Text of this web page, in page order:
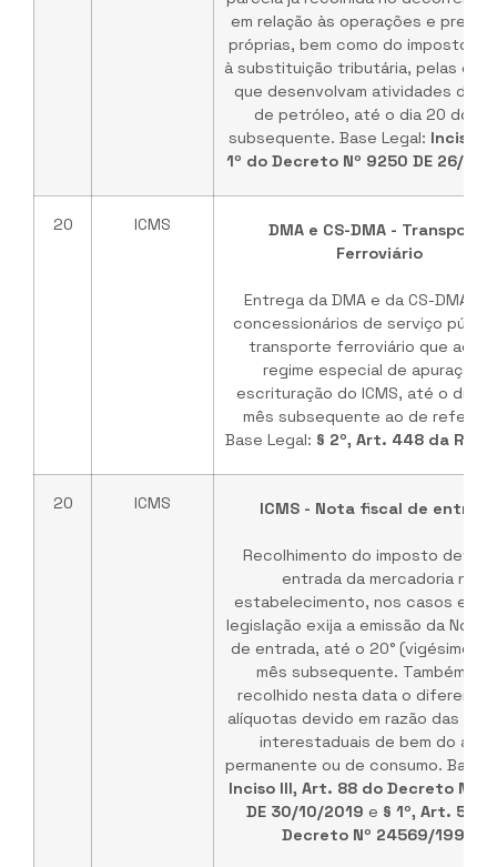
em relação às operações e
próprias, bem como do imposto
à substituição tributária, pelas
que desenvolvam atividades de
de petróleo, até o dia 20 do
subsequente. Base Legal: Inciso
1º do Decreto Nº 9250 DE 26/11/
20 ICMS
DMA e CS-DMA - Transporte
Ferroviário
Entrega da DMA e da CS-DMA
concessionários de serviço
transporte ferroviário que
regime especial de apuração e
escrituração do ICMS, até o dia
mês subsequente ao de
Base Legal: § 2º, Art. 448 da
20 ICMS ICMS - Nota fiscal de
Recolhimento do imposto devido
entrada da mercadoria no
estabelecimento, nos casos em
legislação exija a emissão da Nota
de entrada, até o 20° (vigésimo)
mês subsequente. Também
recolhido nesta data o
alíquotas devido em razão das
interestaduais de bem do
permanente ou de consumo. Base
Inciso III, Art. 88 do Decreto Nº
DE 30/10/2019 e § 1º, Art. 589
Decreto Nº 24569/1997